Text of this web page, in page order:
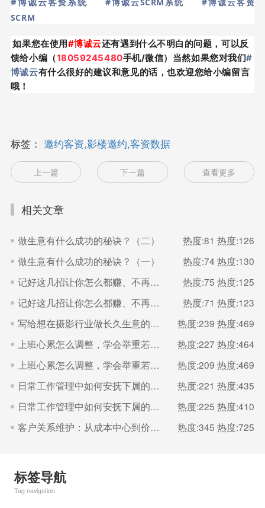
SCRM
如果您在使用#博诚云还有遇到什么不明白的问题，可以反
馈给小编（18059245480手机/微信）当然如果您对我们#
博诚云有什么很好的建议和意见的话，也欢迎您给小编留言
哦！
标签： 邀约客资,影楼邀约,客资数据
上一篇 下一篇 查看更多
相关文章
做生意有什么成功的秘诀？（二） 热度:81 热度:126
做生意有什么成功的秘诀？（一）
热度:74 热度:130
记好这几招让你怎么都赚、不再多干还吃亏（二）
热度:75 热度:125
记好这几招让你怎么都赚、不再多干还吃亏（一）
热度:71 热度:123
写给想在摄影行业做长久生意的你。
热度:239 热度:469
上班心累怎么调整，学会举重若轻（二）
热度:227 热度:464
上班心累怎么调整，学会举重若轻（一）
热度:209 热度:469
日常工作管理中如何安抚下属的情绪？（二）
热度:221 热度:435
日常工作管理中如何安抚下属的情绪？（一）
热度:225 热度:410
客户关系维护：从成本中心到价值增长的引擎（一）
热度:345 热度:725
标签导航
Tag navigation